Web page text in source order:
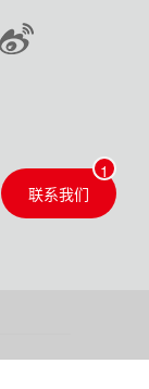
联系我们